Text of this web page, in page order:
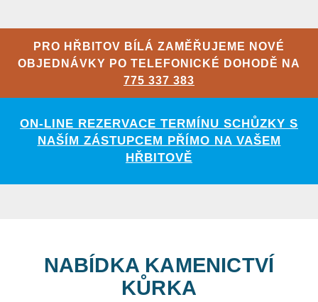
PRO HŘBITOV BÍLÁ ZAMĚŘUJEME NOVÉ
OBJEDNÁVKY PO TELEFONICKÉ DOHODĚ NA
775 337 383
ON-LINE REZERVACE TERMÍNU SCHŮZKY S
NAŠÍM ZÁSTUPCEM PŘÍMO NA VAŠEM
HŘBITOVĚ
NABÍDKA KAMENICTVÍ
KŮRKA